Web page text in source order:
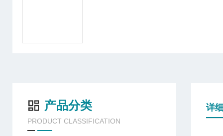
产品分类
PRODUCT CLASSIFICATION
详